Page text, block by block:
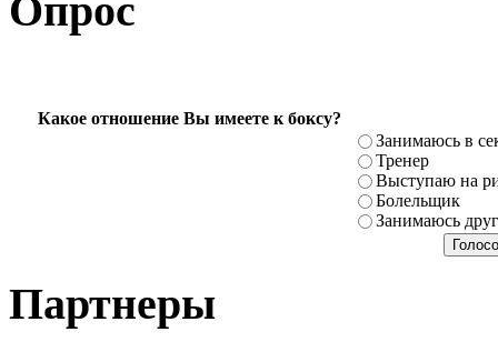
Опрос
Какое отношение Вы имеете к боксу?
Занимаюсь в
Тренер
Выступаю на
Болельщик
Занимаюсь
Партнеры